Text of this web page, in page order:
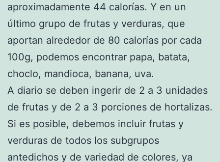
aproximadamente 44 calorías. Y en un
último grupo de frutas y verduras, que
aportan alrededor de 80 calorías por cada
100g, podemos encontrar papa, batata,
choclo, mandioca, banana, uva.
A diario se deben ingerir de 2 a 3 unidades
de frutas y de 2 a 3 porciones de hortalizas.
Si es posible, debemos incluir frutas y
verduras de todos los subgrupos
antedichos y de variedad de colores, ya